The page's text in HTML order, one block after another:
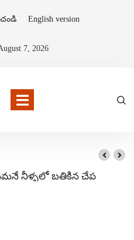
English version
7, 2026
నీళ్ళలో బతికిన చేప